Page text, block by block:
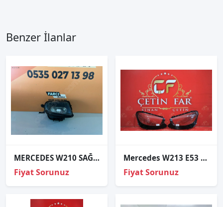
Benzer İlanlar
MERCEDES W210 SAĞ SİS FARI SIFIR İTHAL
Fiyat Sorunuz
Mercedes W213 E53 Sağ Sol Far Cami
Fiyat Sorunuz